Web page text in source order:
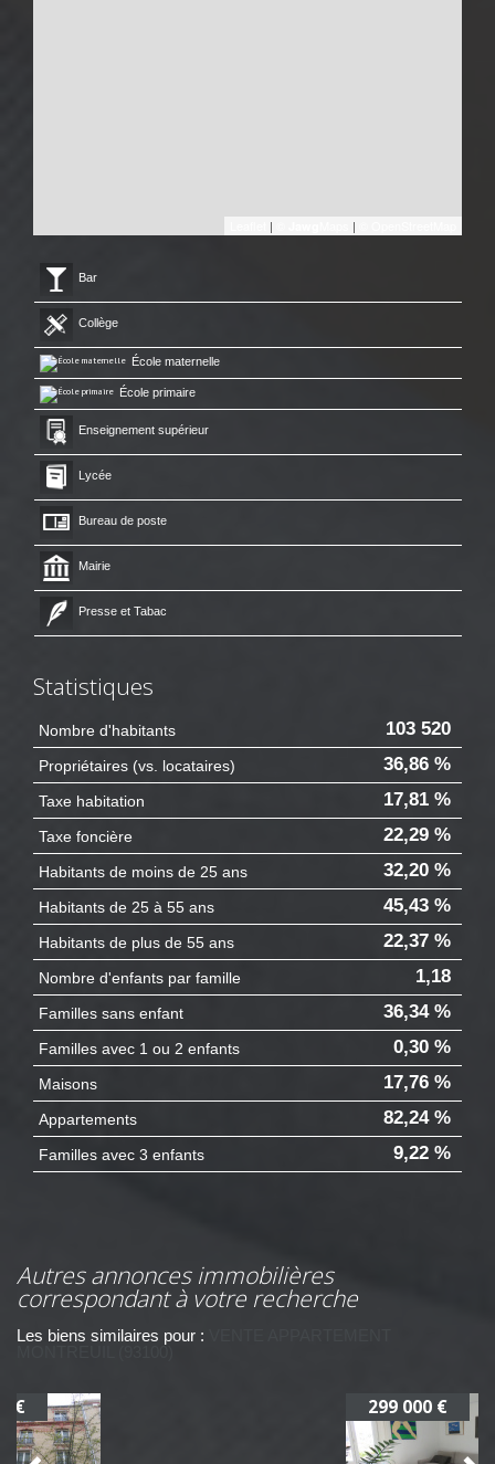
| |
Bar
Collège
École maternelle
École primaire
Enseignement supérieur
Lycée
Bureau de poste
Mairie
Presse et Tabac
Statistiques
Nombre d'habitants 103 520
Propriétaires (vs. locataires) 36,86 %
Taxe habitation 17,81 %
Taxe foncière 22,29 %
Habitants de moins de 25 ans 32,20 %
Habitants de 25 à 55 ans 45,43 %
Habitants de plus de 55 ans 22,37 %
Nombre d'enfants par famille 1,18
Familles sans enfant 36,34 %
Familles avec 1 ou 2 enfants 0,30 %
Maisons 17,76 %
Appartements 82,24 %
Familles avec 3 enfants 9,22 %
autres annonces immobilières
correspondant à votre recherche
Les biens similaires pour :